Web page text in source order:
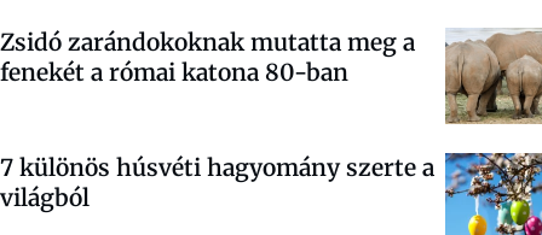
Zsidó zarándokoknak mutatta meg a
fenekét a római katona 80-ban
7 különös húsvéti hagyomány szerte a
világból